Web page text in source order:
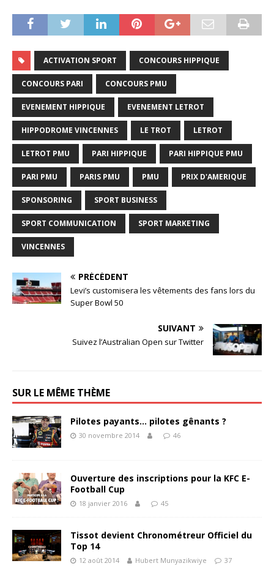
ACTIVATION SPORT CONCOURS HIPPIQUE
CONCOURS PARI CONCOURS PMU
EVENEMENT HIPPIQUE EVENEMENT LETROT
HIPPODROME VINCENNES LE TROT LETROT
LETROT PMU PARI HIPPIQUE PARI HIPPIQUE PMU
PARI PMU PARIS PMU PMU PRIX D'AMERIQUE
SPONSORING SPORT BUSINESS
SPORT COMMUNICATION SPORT MARKETING
VINCENNES
PRÉCÉDENT
Levi’s customisera les vêtements des fans lors du
Super Bowl 50
SUIVANT
Suivez l’Australian Open sur Twitter
SUR LE MÊME THÈME
Pilotes payants… pilotes gênants ?
30 novembre 2014 46
Ouverture des inscriptions pour la KFC E-
Football Cup
18 janvier 2016 45
Tissot devient Chronométreur Officiel du
Top 14
12 août 2014 Hubert Munyazikwiye 37